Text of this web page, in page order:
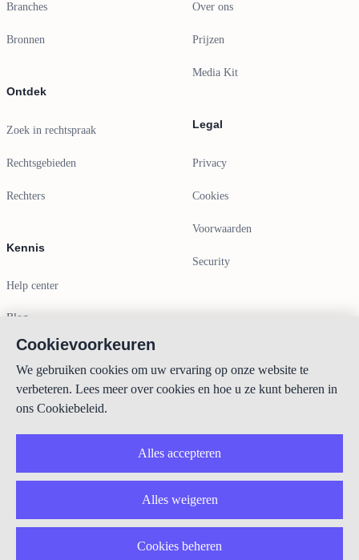
Branches
Bronnen
Ontdek
Zoek in rechtspraak
Rechtsgebieden
Rechters
Kennis
Help center
Blog
Over ons
Prijzen
Media Kit
Legal
Privacy
Cookies
Voorwaarden
Security
Contactgegevens
info@lexboost.com
GitHubYouTube
Cookievoorkeuren
We gebruiken cookies om uw ervaring op onze website te
verbeteren. Lees meer over cookies en hoe u ze kunt beheren in
ons Cookiebeleid.
Alles accepteren
Alles weigeren
Cookies beheren